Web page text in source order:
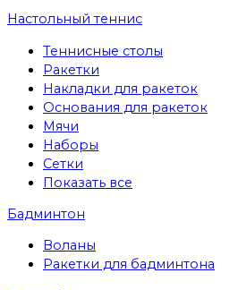
Настольный теннис
Теннисные столы
Ракетки
Накладки для ракеток
Основания для ракеток
Мячи
Наборы
Сетки
Показать все
Бадминтон
Воланы
Ракетки для бадминтона